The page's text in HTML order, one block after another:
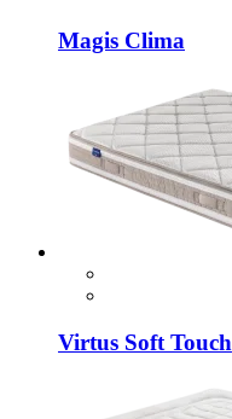
Magis Clima
Virtus Soft Touch